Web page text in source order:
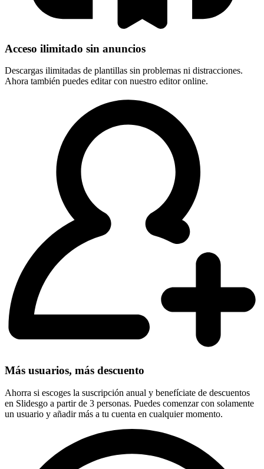
Acceso ilimitado sin anuncios
Descargas ilimitadas de plantillas sin problemas ni distracciones.
Ahora también puedes editar con nuestro editor online.
Más usuarios, más descuento
Ahorra si escoges la suscripción anual y benefíciate de descuentos
en Slidesgo a partir de 3 personas. Puedes comenzar con solamente
un usuario y añadir más a tu cuenta en cualquier momento.